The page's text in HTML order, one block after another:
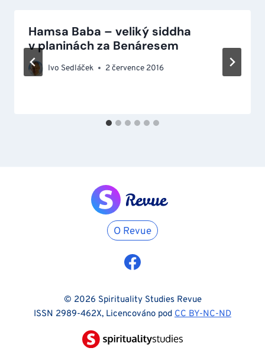
Hamsa Baba – veliký siddha
v planinách za Benáresem
Ivo Sedláček 2 července 2016
O Revue
© 2026 Spirituality Studies Revue
ISSN 2989-462X, Licencováno pod CC BY-NC-ND